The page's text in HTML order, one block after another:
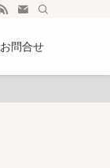
お問合せ